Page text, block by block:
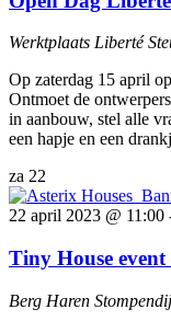
Werktplaats Liberté
Op zaterdag 15 april
Ontmoet de
in aanbouw, stel alle
een hapje en een
za 22
22 april 2023 @ 11:00
Tiny House
Berg Haren